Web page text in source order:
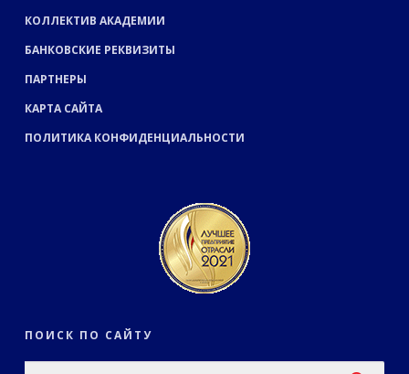
КОЛЛЕКТИВ АКАДЕМИИ
БАНКОВСКИЕ РЕКВИЗИТЫ
ПАРТНЕРЫ
КАРТА САЙТА
ПОЛИТИКА КОНФИДЕНЦИАЛЬНОСТИ
ПОИСК ПО САЙТУ